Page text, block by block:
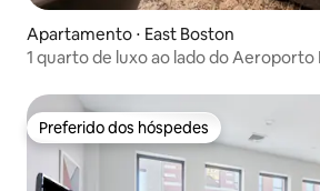
Apartamento ⋅ East Boston
1 quarto de luxo ao lado do Aeroporto
Preferido dos hóspedes
Preferido dos hóspedes